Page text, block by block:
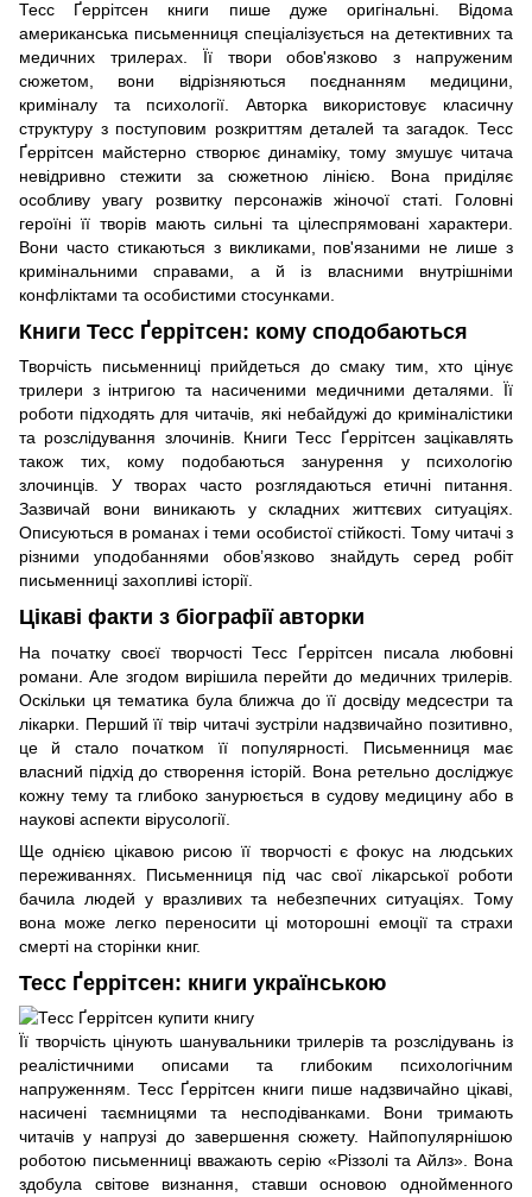
Тесс Ґеррітсен книги пише дуже оригінальні. Відома
американська письменниця спеціалізується на детективних та
медичних трилерах. Її твори обов'язково з напруженим
сюжетом, вони відрізняються поєднанням медицини,
криміналу та психології. Авторка використовує класичну
структуру з поступовим розкриттям деталей та загадок. Тесс
Ґеррітсен майстерно створює динаміку, тому змушує читача
невідривно стежити за сюжетною лінією. Вона приділяє
особливу увагу розвитку персонажів жіночої статі. Головні
героїні її творів мають сильні та цілеспрямовані характери.
Вони часто стикаються з викликами, пов'язаними не лише з
кримінальними справами, а й із власними внутрішніми
конфліктами та особистими стосунками.
Книги Тесс Ґеррітсен: кому сподобаються
Творчість письменниці прийдеться до смаку тим, хто цінує
трилери з інтригою та насиченими медичними деталями. Її
роботи підходять для читачів, які небайдужі до криміналістики
та розслідування злочинів. Книги Тесс Ґеррітсен зацікавлять
також тих, кому подобаються занурення у психологію
злочинців. У творах часто розглядаються етичні питання.
Зазвичай вони виникають у складних життєвих ситуаціях.
Описуються в романах і теми особистої стійкості. Тому читачі з
різними уподобаннями обов’язково знайдуть серед робіт
письменниці захопливі історії.
Цікаві факти з біографії авторки
На початку своєї творчості Тесс Ґеррітсен писала любовні
романи. Але згодом вирішила перейти до медичних трилерів.
Оскільки ця тематика була ближча до її досвіду медсестри та
лікарки. Перший її твір читачі зустріли надзвичайно позитивно,
це й стало початком її популярності. Письменниця має
власний підхід до створення історій. Вона ретельно досліджує
кожну тему та глибоко занурюється в судову медицину або в
наукові аспекти вірусології.
Ще однією цікавою рисою її творчості є фокус на людських
переживаннях. Письменниця під час свої лікарської роботи
бачила людей у вразливих та небезпечних ситуаціях. Тому
вона може легко переносити ці моторошні емоції та страхи
смерті на сторінки книг.
Тесс Ґеррітсен: книги українською
Її творчість цінують шанувальники трилерів та розслідувань із
реалістичними описами та глибоким психологічним
напруженням. Тесс Ґеррітсен книги пише надзвичайно цікаві,
насичені таємницями та несподіванками. Вони тримають
читачів у напрузі до завершення сюжету. Найпопулярнішою
роботою письменниці вважають серію «Різзолі та Айлз». Вона
здобула світове визнання, ставши основою однойменного